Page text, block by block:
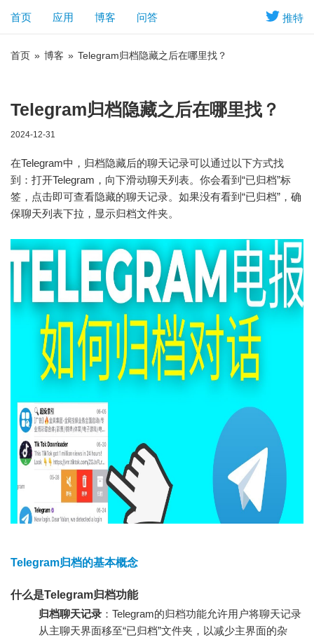
推特
首页 应用 博客 问答
首页 » 博客 » Telegram归档隐藏之后在哪里找？
Telegram归档隐藏之后在哪里找？
2024-12-31
在Telegram中，归档隐藏后的聊天记录可以通过以下方式找
到：打开Telegram，向下滑动聊天列表。你会看到“已归档”标
签，点击即可查看隐藏的聊天记录。如果没有看到“已归档”，确
保聊天列表下拉，显示归档文件夹。
Telegram归档的基本概念
什么是Telegram归档功能
归档聊天记录 ：Telegram的归档功能允许用户将聊天记录
从主聊天界面移至“已归档”文件夹，以减少主界面的杂